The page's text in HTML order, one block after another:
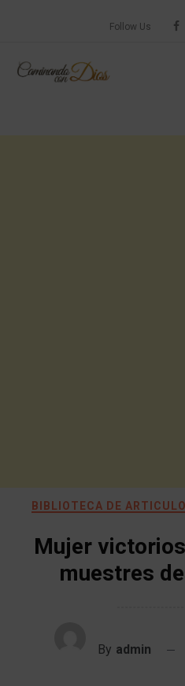
Follow Us
BIBLIOTECA DE
Mujer
muestres
By admin